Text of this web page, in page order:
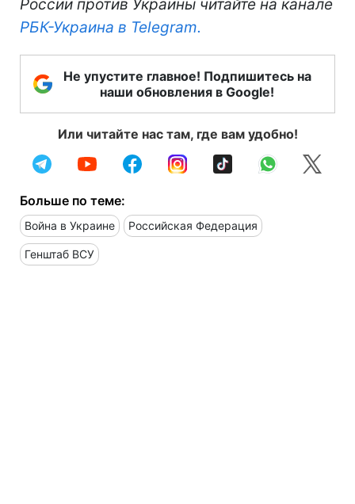
России против Украины читайте на канале
РБК-Украина в Telegram.
Не упустите главное! Подпишитесь на
наши обновления в Google!
Или читайте нас там, где вам удобно!
Больше по теме:
Война в Украине Российская Федерация
Генштаб ВСУ